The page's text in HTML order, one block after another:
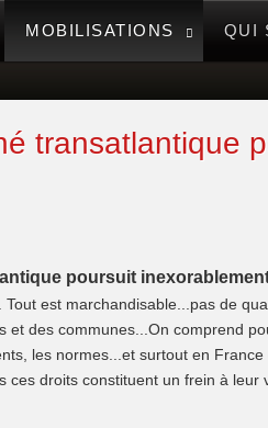
MOBILISATIONS QUI
transatlantique
poursuit
. Tout est marchandisable...pas de
et des communes...On comprend
les normes...et surtout en
ces droits constituent un frein à